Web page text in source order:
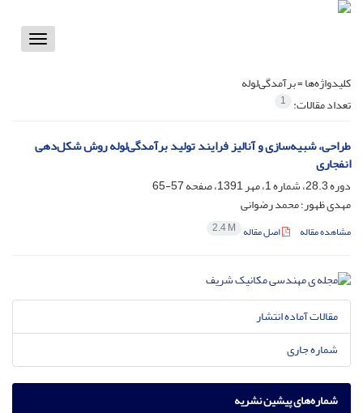
Toggle
کلیدواژه‌ها =برآمدگی‌لوله
تعداد مقالات: 1
طراحی، شبیه‌سازی و آنالیز فرایند تولید برآمدگی‌لوله روش شکل‌دهی
انفجاری
دوره 28.3، شماره 1، مهر 1391، صفحه
57-65
مهدی ظهور؛ محمد رضوانی
مشاهده مقاله اصل مقاله 2.4 M
مقالات آماده انتشار
شماره جاری
شماره‌های پیشین نشریه